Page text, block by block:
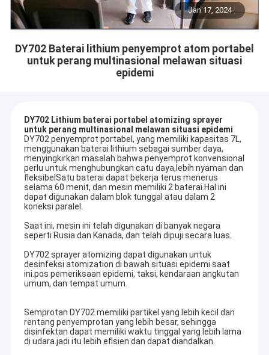
Jan 17, 2024
DY702 Baterai lithium penyemprot atom portabel
untuk perang multinasional melawan situasi
epidemi
DY702 Lithium baterai portabel atomizing sprayer
untuk perang multinasional melawan situasi epidemi
DY702 penyemprot portabel, yang memiliki kapasitas 7L,
menggunakan baterai lithium sebagai sumber daya,
menyingkirkan masalah bahwa penyemprot konvensional
perlu untuk menghubungkan catu daya,lebih nyaman dan
fleksibelSatu baterai dapat bekerja terus menerus
selama 60 menit, dan mesin memiliki 2 baterai.Hal ini
dapat digunakan dalam blok tunggal atau dalam 2
koneksi paralel.
Saat ini, mesin ini telah digunakan di banyak negara
seperti Rusia dan Kanada, dan telah dipuji secara luas.
DY702 sprayer atomizing dapat digunakan untuk
desinfeksi atomization di bawah situasi epidemi saat
ini.pos pemeriksaan epidemi, taksi, kendaraan angkutan
umum, dan tempat umum.
Semprotan DY702 memiliki partikel yang lebih kecil dan
rentang penyemprotan yang lebih besar, sehingga
disinfektan dapat memiliki waktu tinggal yang lebih lama
di udara.jadi itu lebih efisien dan dapat diandalkan.